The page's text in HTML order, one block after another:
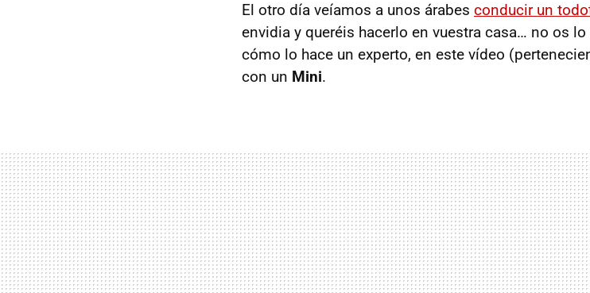
El otro día veíamos a unos árabes conducir un
envidia y queréis hacerlo en vuestra casa… no os
cómo lo hace un experto, en este vídeo
con un Mini.